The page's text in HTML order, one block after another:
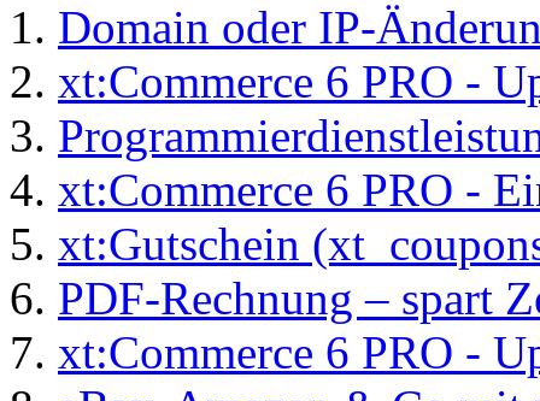
Domain oder IP-
xt:Commerce 6 PRO -
xt:Commerce 6 PRO -
xt:Gutschein
PDF-Rechnung – spart
xt:Commerce 6 PRO -